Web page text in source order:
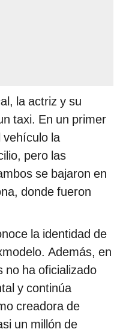
la actriz y su
taxi. En un primer
vehículo la
pero las
se bajaron en
donde fueron
la identidad de
Además, en
no ha oficializado
y continúa
creadora de
un millón de